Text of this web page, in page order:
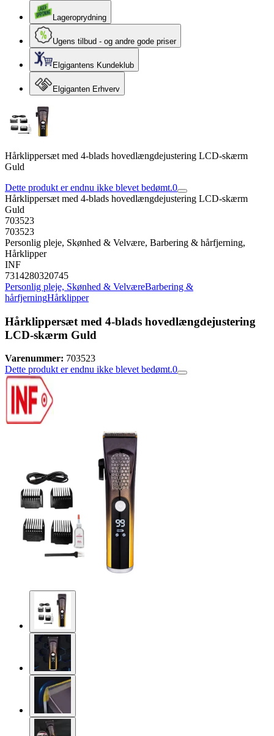
Lageroprydning
Ugens tilbud - og andre gode priser
Elgigantens Kundeklub
Elgiganten Erhverv
Hårklippersæt med 4-blads hovedlængdejustering LCD-skærm
Guld
Dette produkt er endnu ikke blevet bedømt.0
Hårklippersæt med 4-blads hovedlængdejustering LCD-skærm
Guld
703523
703523
Personlig pleje, Skønhed & Velvære, Barbering & hårfjerning,
Hårklipper
INF
7314280320745
Personlig pleje, Skønhed & VelværeBarbering &
hårfjerningHårklipper
Hårklippersæt med 4-blads hovedlængdejustering
LCD-skærm Guld
Varenummer: 703523
Dette produkt er endnu ikke blevet bedømt.0